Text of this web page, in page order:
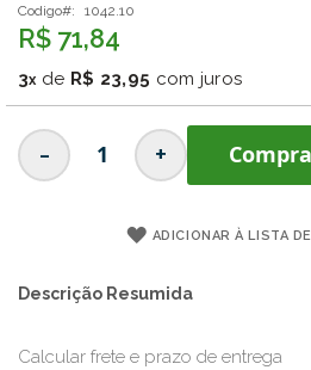
Galeria
de
Codigo 1042.10
R$ 71,84
3 de R$ 23,95 com juros
- +
ADICIONAR À LISTA
Descrição Resumida
Calcular frete e prazo de entrega